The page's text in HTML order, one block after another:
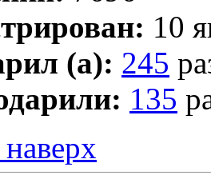
10
(а): 245
135